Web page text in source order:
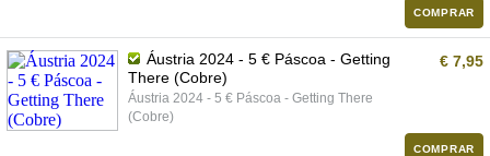
COMPRAR
Áustria 2024 - 5 € Páscoa - Getting
There (Cobre)
Áustria 2024 - 5 € Páscoa - Getting There
(Cobre)
€ 7,95
COMPRAR